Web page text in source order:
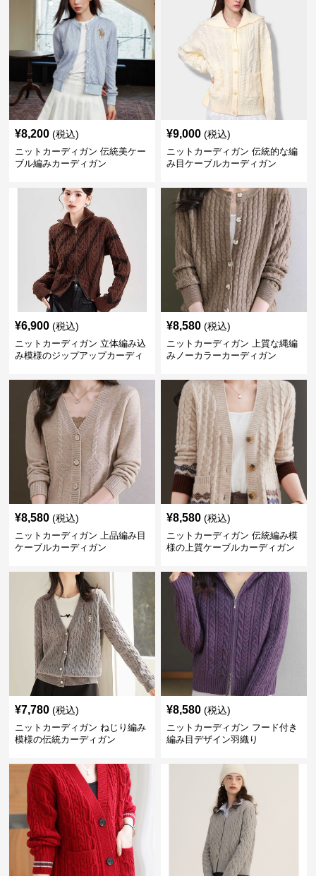
¥8,200 (税込)
ニットカーディガン 伝統美ケー
ブル編みカーディガン
¥9,000 (税込)
ニットカーディガン 伝統的な編
み目ケーブルカーディガン
¥6,900 (税込)
ニットカーディガン 立体編み込
み模様のジップアップカーディ
¥8,580 (税込)
ニットカーディガン 上質な縄編
みノーカラーカーディガン
¥8,580 (税込)
ニットカーディガン 上品編み目
ケーブルカーディガン
¥8,580 (税込)
ニットカーディガン 伝統編み模
様の上質ケーブルカーディガン
¥7,780 (税込)
ニットカーディガン ねじり編み
模様の伝統カーディガン
¥8,580 (税込)
ニットカーディガン フード付き
編み目デザイン羽織り